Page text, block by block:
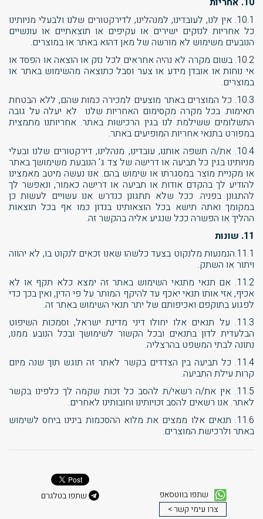
10.1. אין לנו, לעובדינו, למנהלינו, לדירקטורים שלנו ולבעלי מניותינו
כל אחריות לנזקים ישירים או עקיפים או תוצאתיים או עונשיים
הנובעים משימוש לא מורשה של מאן דהוא באתר או במוצרים.
10.2. בשום מקרה לא נהיה אחראים לכל נזק או הוצאה או הפסד או
אי נוחות או אובדן מידע או צער וסבל כתוצאה מהשימוש באתר או
במוצרים.
10.3. כל המוצרים באתר מוצעים למכירה כמות שהם, ללא הבטחת
תאימות. בכל מקרה מקסימום האחריות שלנו לא יעלה על גובה
התשלומים ששילמת לנו בגין הרכישות באתר. אחריותנו מתמצית
במפורט בתנאי אחריות המופיעים באתר.
10.4. את/ה תשפה אותנו, עובדינו, מנהלינו, דירקטורים שלנו ובעלי
מניותינו בגין כל תביעה או דרישה של צד ג' הנובעת משימושך באתר
או מקניית מוצר במסגרתו או שימוש בהם. אנו נעשה מיטב מאמצינו
להודיע לך בהקדם אודות או תביעה או דרישה כאמור, ונאפשר לך
להתגונן בפניה. ככל שלא תתגונן כנדרש אנו עשויים לעשות כן
במקומך ואתה תישא בכל הוצאותינו בנדון כמו אף בכל תוצאות
ההליך או הפשרה ככל שנגיע אליה בהקשר זה.
11. שונות
11.1.הנמנעות מלנקוט בצעד כלשהו שאנו זכאים לנקוט בו, לא יהווה
ויתור או השתק.
11.2. אם תנאי מתנאי השימוש באתר זה ימצא כלא תקף או לא
אכיף, אזי אותו תנאי יאכף עד להיקף המותר על פי הדין, ואין בכך כדי
לפגוע בתוקפם ואכיפותם של יתר תנאי השימוש באתר זה.
11.3. על תנאים אלו יחולו דיני מדינת ישראל, וסמכות השיפוט
הבלעדית לדון בתנאים ובכל הקשור לשימושך ובכל הנובע ממנו,
נתונה לבתי המשפט בהרצליה.
11.4. כל תביעה בין הצדדים בקשר לאתר זה תוגש תוך שנה מיום
קרות עילת התביעה.
11.5. אין את/ה רשאי/ת להסב כל זכות שקמה לך כלפינו בקשר
לאתר. אנו רשאים להסב זכויותינו וחובותינו לאחרים.
11.6. תנאים אלו ממצים את מלוא ההסכמות בינינו ביחס לשימוש
באתר ולרכישת המוצרים.
שתפו בווטסאפ
שתפו בטלגרם
צרו עימי קשר >